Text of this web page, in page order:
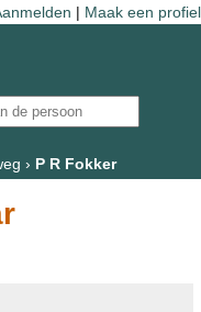
| Maak een profiel
› P R Fokker